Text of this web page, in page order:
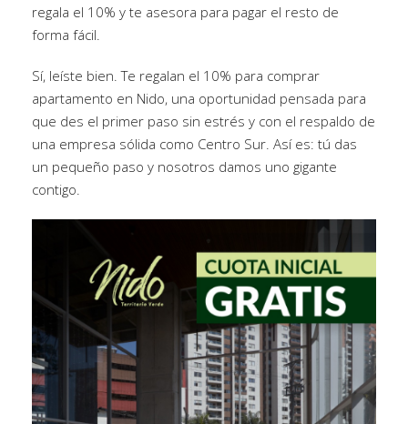
regala el 10% y te asesora para pagar el resto de
forma fácil.
Sí, leíste bien. Te regalan el 10% para comprar
apartamento en Nido, una oportunidad pensada para
que des el primer paso sin estrés y con el respaldo de
una empresa sólida como Centro Sur. Así es: tú das
un pequeño paso y nosotros damos uno gigante
contigo.